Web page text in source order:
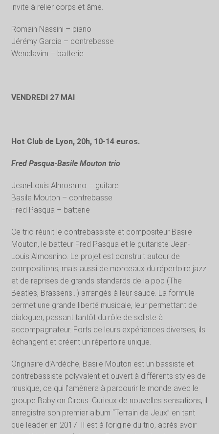
invite à relier corps et âme.
Romain Nassini – piano
Jérémy Garcia – contrebasse
Wendlavim – batterie
VENDREDI 27 MAI
Hot Club de Lyon, 20h, 10-14 euros.
Fred Pasqua-Basile Mouton trio
Jean-Louis Almosnino – guitare
Basile Mouton – contrebasse
Fred Pasqua – batterie
Ce trio réunit le contrebassiste et compositeur Basile
Mouton, le batteur Fred Pasqua et le guitariste Jean-
Louis Almosnino. Le projet est construit autour de
compositions, mais aussi de morceaux du répertoire jazz
et de reprises de grands standards de la pop (The
Beatles, Brassens…) arrangés à leur sauce. La formule
permet une grande liberté musicale, leur permettant de
dialoguer, passant tantôt du rôle de soliste à
accompagnateur. Forts de leurs expériences diverses, ils
échangent et créent un répertoire unique.
Originaire d’Ardèche, Basile Mouton est un bassiste et
contrebassiste polyvalent et ouvert à différents styles de
musique, ce qui l’amènera à parcourir le monde avec le
groupe Babylon Circus. Curieux de nouvelles sensations, il
enregistre son premier album “Terrain de Jeux” en tant
que leader en 2017. Il est à l’origine du trio, après avoir